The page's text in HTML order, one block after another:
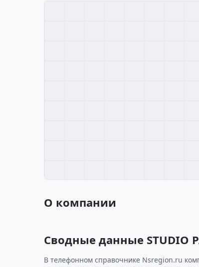
О компании
Сводные данные STUDIO
В телефонном справочнике Nsregion.ru